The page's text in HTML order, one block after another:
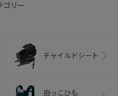
ゴリー
チャイルドシート
抱っこひも